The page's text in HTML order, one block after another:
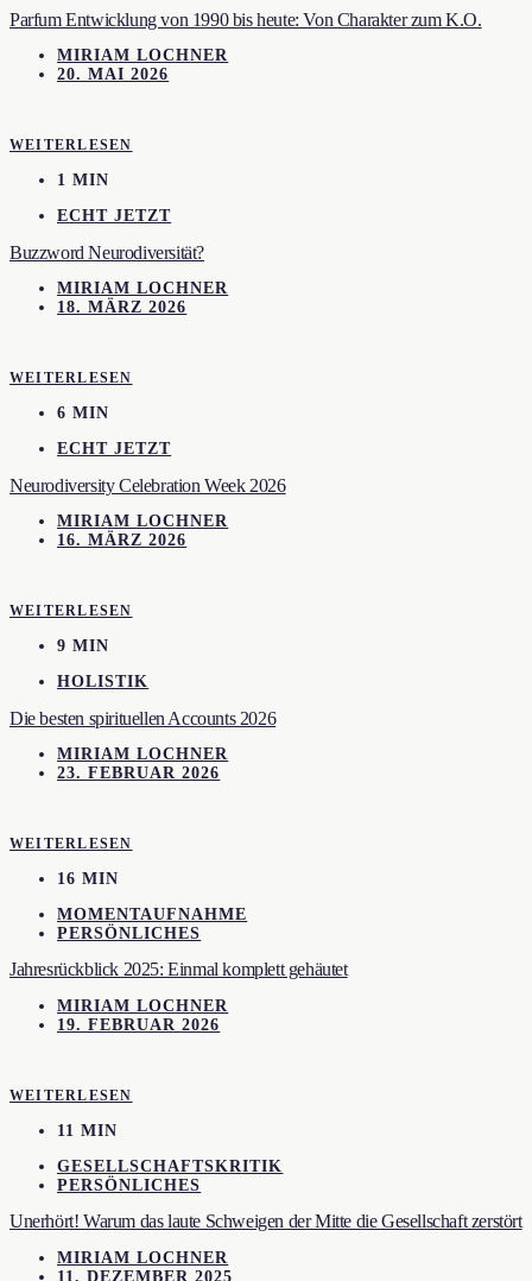
Parfum Entwicklung von 1990 bis heute: Von Charakter zum K.O.
MIRIAM LOCHNER
20. MAI 2026
WEITERLESEN
1 MIN
ECHT JETZT
Buzzword Neurodiversität?
MIRIAM LOCHNER
18. MÄRZ 2026
WEITERLESEN
6 MIN
ECHT JETZT
Neurodiversity Celebration Week 2026
MIRIAM LOCHNER
16. MÄRZ 2026
WEITERLESEN
9 MIN
HOLISTIK
Die besten spirituellen Accounts 2026
MIRIAM LOCHNER
23. FEBRUAR 2026
WEITERLESEN
16 MIN
MOMENTAUFNAHME
PERSÖNLICHES
Jahresrückblick 2025: Einmal komplett gehäutet
MIRIAM LOCHNER
19. FEBRUAR 2026
WEITERLESEN
11 MIN
GESELLSCHAFTSKRITIK
PERSÖNLICHES
Unerhört! Warum das laute Schweigen der Mitte die Gesellschaft zerstört
MIRIAM LOCHNER
11. DEZEMBER 2025